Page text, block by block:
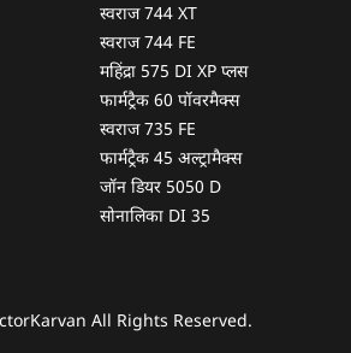
स्वराज 744 XT
स्वराज 744 FE
महिंद्रा 575 DI XP प्लस
फार्मट्रैक 60 पॉवरमैक्स
स्वराज 735 FE
फार्मट्रैक 45 अल्ट्रामैक्स
जॉन डियर 5050 D
सोनालिका DI 35
All Rights Reserved.